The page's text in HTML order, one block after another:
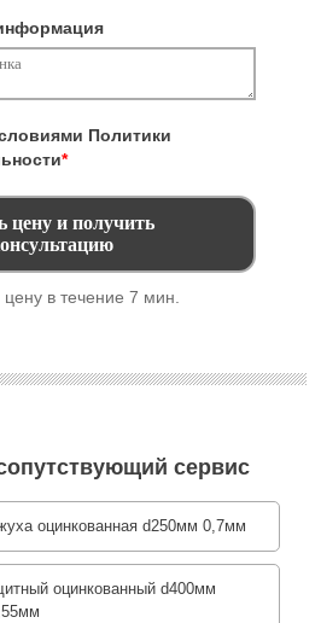
Политики
*
в течение 7 мин.
сервис
оцинкованная d250мм 0,7мм
оцинкованный d400мм